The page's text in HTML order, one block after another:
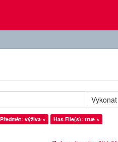
Vykonat
Předmět: výživa ×
Has File(s): true ×